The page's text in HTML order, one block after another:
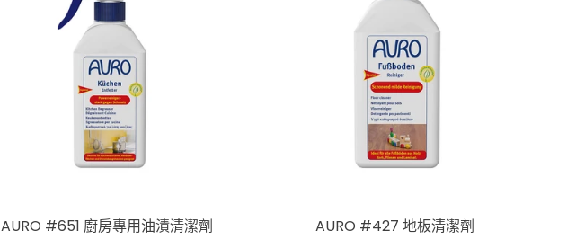
AURO #651 廚房專用油漬清潔劑 AURO #427 地板清潔劑